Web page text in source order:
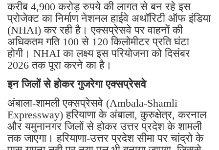
करीब 4,900 करोड़ रुपये की लागत से बन रहे इस
प्रोजेक्ट का निर्माण नेशनल हाईवे अथॉरिटी ऑफ इंडिया
(NHAI) कर रही है। एक्सप्रेसवे पर वाहनों की
अधिकतम गति 100 से 120 किलोमीटर प्रति घंटा
होगी। NHAI का लक्ष्य इस परियोजना को दिसंबर
2026 तक पूरा करने का है।
इन जिलों से होकर गुजरेगा एक्सप्रेसवे
अंबाला-शामली एक्सप्रेसवे (Ambala-Shamli
Expressway) हरियाणा के अंबाला, कुरुक्षेत्र, करनाल
और यमुनानगर जिलों से होकर उत्तर प्रदेश के शामली
तक जाएगा। हरियाणा-उत्तर प्रदेश सीमा पर चांद्रो के